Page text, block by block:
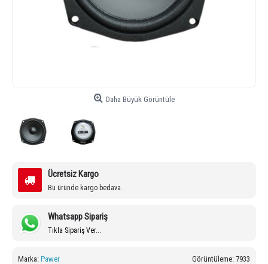
Daha Büyük Görüntüle
Ücretsiz Kargo
Bu üründe kargo bedava.
Whatsapp Sipariş
Tıkla Sipariş Ver...
Görüntüleme: 7933
Marka: Pawer